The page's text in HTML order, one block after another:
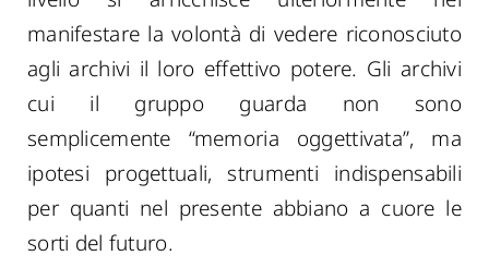
manifestare la volontà di vedere riconosciuto
agli archivi il loro effettivo potere. Gli archivi
cui il gruppo guarda non sono
semplicemente “memoria oggettivata”, ma
ipotesi progettuali, strumenti indispensabili
per quanti nel presente abbiano a cuore le
sorti del futuro.